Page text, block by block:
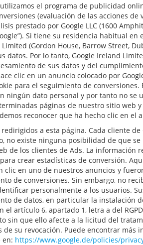
el programa de publicidad
(evaluación de las acciones de
prestado por Google LLC (1600
Si tiene su residencia habitual
(Gordon House, Barrow Street,
datos. Por lo tanto, Google Ireland
de sus datos y del
clic en un anuncio colocado por
para el seguimiento de conversiones.
ningún dato personal y por tanto no se
páginas de nuestro sitio web
reconocer que ha hecho clic en el
a esta página. Cada cliente de
no existe ninguna posibilidad de que
de los clientes de Ads. La información
crear estadísticas de conversión.
clic en uno de nuestros anuncios y
de conversiones. Sin embargo, no
personalmente a los usuarios.
de datos, en particular la instalación
el artículo 6, apartado 1, letra a del
sin que ello afecte a la licitud del
de su revocación. Puede encontrar más
en: https://www.google.de/policies/